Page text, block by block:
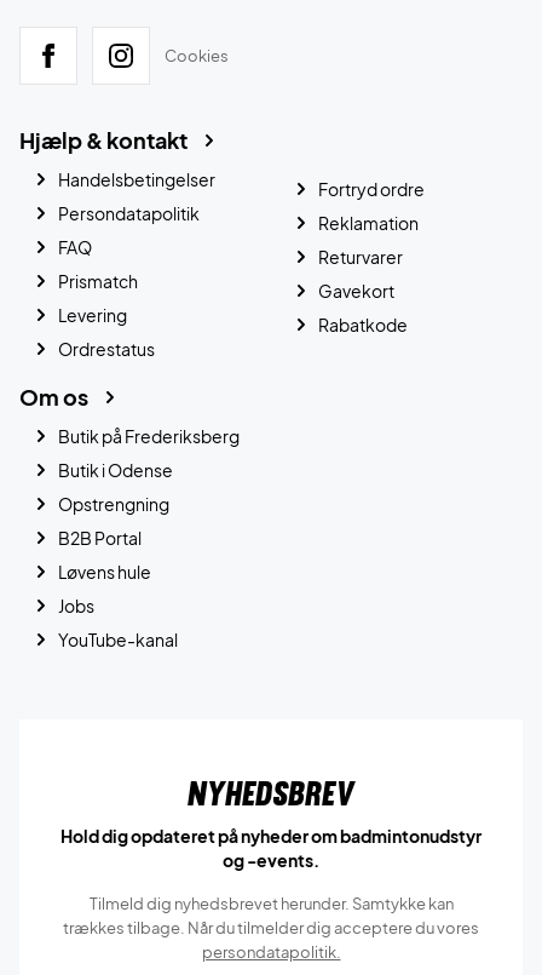
Cookies
Hjælp & kontakt
Handelsbetingelser
Persondatapolitik
FAQ
Prismatch
Levering
Ordrestatus
Fortryd ordre
Reklamation
Returvarer
Gavekort
Rabatkode
Om os
Butik på Frederiksberg
Butik i Odense
Opstrengning
B2B Portal
Løvens hule
Jobs
YouTube-kanal
Nyhedsbrev
Hold dig opdateret på nyheder om badmintonudstyr
og -events.
Tilmeld dig nyhedsbrevet herunder. Samtykke kan
trækkes tilbage. Når du tilmelder dig acceptere du vores
persondatapolitik.